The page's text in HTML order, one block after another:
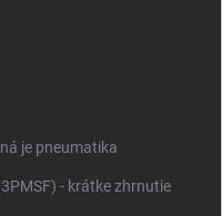
je pneumatika
- krátke zhrnutie